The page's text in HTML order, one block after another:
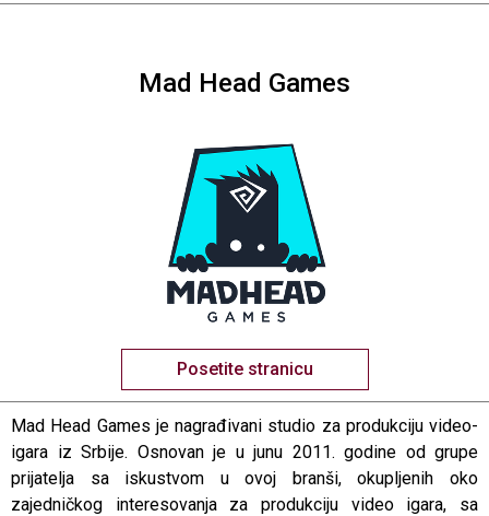
Mad Head Games
Posetite stranicu
Mad Head Games je nagrađivani studio za produkciju video-
igara iz Srbije. Osnovan je u junu 2011. godine od grupe
prijatelja sa iskustvom u ovoj branši, okupljenih oko
zajedničkog interesovanja za produkciju video igara, sa